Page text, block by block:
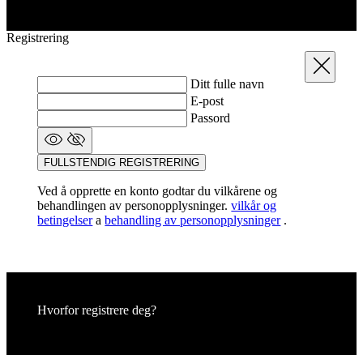
Steng
Registrering
Ditt fulle navn
E-post
Passord
FULLSTENDIG REGISTRERING
Ved å opprette en konto godtar du vilkårene og
behandlingen av personopplysninger.vilkår og
betingelserabehandling av personopplysninger.
Hvorfor registrere deg?